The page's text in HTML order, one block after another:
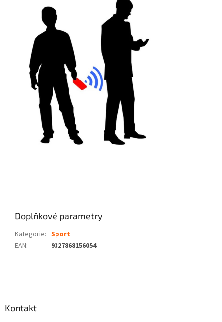
Doplňkové parametry
Kategorie: Sport
EAN: 9327868156054
Kontakt